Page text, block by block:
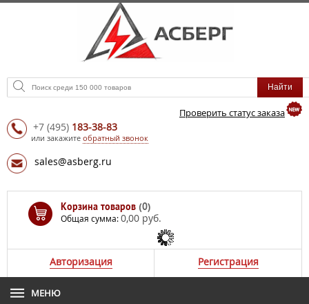
Проверить статус заказа
+7 (495) 183-38-83
или закажите обратный звонок
sales@asberg.ru
Корзина товаров (0)
Общая сумма:0,00 руб.
Авторизация Регистрация
МЕНЮ